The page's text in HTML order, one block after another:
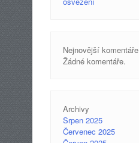
Nejnovější komentáře
Žádné komentáře.
Archivy
Srpen 2025
Červenec 2025